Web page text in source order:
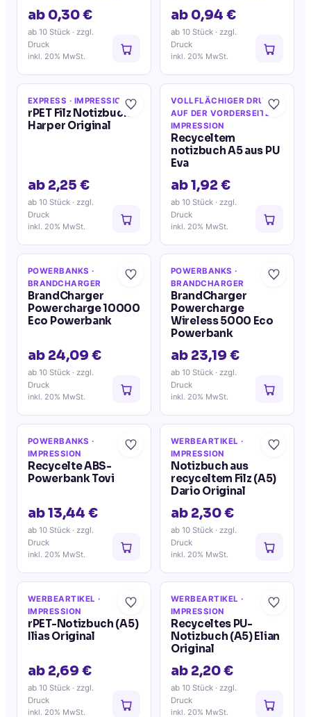
ab 0,30 €
ab 10 Stück · zzgl.
Druck
inkl. 20% MwSt.
ab 0,94 €
ab 10 Stück · zzgl.
Druck
inkl. 20% MwSt.
EXPRESS · IMPRESSION
rPET Filz Notizbuch
Harper Original
ab 2,25 €
ab 10 Stück · zzgl.
Druck
inkl. 20% MwSt.
VOLLFLÄCHIGER DRUCK
AUF DER VORDERSEITE
IMPRESSION
Recyceltem
notizbuch A5 aus PU
Eva
ab 1,92 €
ab 10 Stück · zzgl.
Druck
inkl. 20% MwSt.
POWERBANKS ·
BRANDCHARGER
BrandCharger
Powercharge 10000
Eco Powerbank
ab 24,09 €
ab 10 Stück · zzgl.
Druck
inkl. 20% MwSt.
POWERBANKS ·
BRANDCHARGER
BrandCharger
Powercharge
Wireless 5000 Eco
Powerbank
ab 23,19 €
ab 10 Stück · zzgl.
Druck
inkl. 20% MwSt.
POWERBANKS ·
IMPRESSION
Recycelte ABS-
Powerbank Tovi
ab 13,44 €
ab 10 Stück · zzgl.
Druck
inkl. 20% MwSt.
WERBEARTIKEL ·
IMPRESSION
Notizbuch aus
recyceltem Filz (A5)
Dario Original
ab 2,30 €
ab 10 Stück · zzgl.
Druck
inkl. 20% MwSt.
WERBEARTIKEL ·
IMPRESSION
rPET-Notizbuch (A5)
Ilias Original
ab 2,69 €
ab 10 Stück · zzgl.
Druck
inkl. 20% MwSt.
WERBEARTIKEL ·
IMPRESSION
Recyceltes PU-
Notizbuch (A5) Elian
Original
ab 2,20 €
ab 10 Stück · zzgl.
Druck
inkl. 20% MwSt.